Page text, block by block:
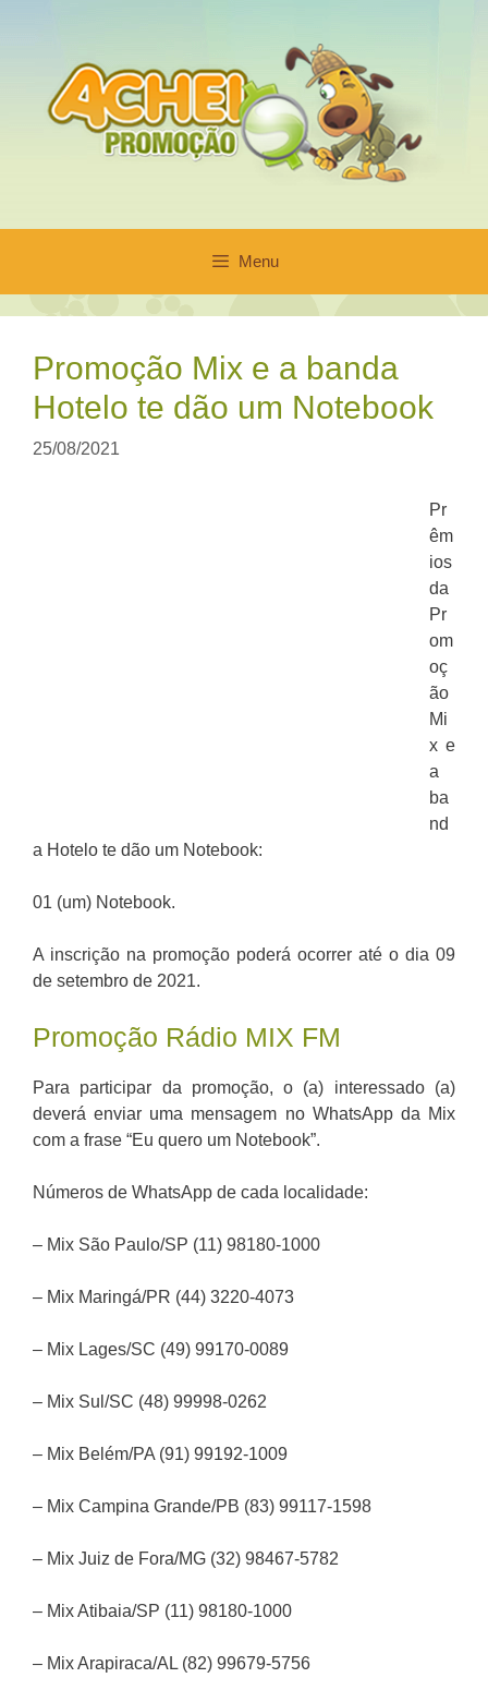
conteúdo
Menu
Promoção Mix e a banda
Hotelo te dão um Notebook
25/08/2021
Pr
êm
ios
da
Pr
om
oç
ão
Mi
x e
a
ba
nd
a Hotelo te dão um Notebook:
01 (um) Notebook.
A inscrição na promoção poderá ocorrer até o dia 09
de setembro de 2021.
Promoção Rádio MIX FM
Para participar da promoção, o (a) interessado (a)
deverá enviar uma mensagem no WhatsApp da Mix
com a frase “Eu quero um Notebook”.
Números de WhatsApp de cada localidade:
– Mix São Paulo/SP (11) 98180-1000
– Mix Maringá/PR (44) 3220-4073
– Mix Lages/SC (49) 99170-0089
– Mix Sul/SC (48) 99998-0262
– Mix Belém/PA (91) 99192-1009
– Mix Campina Grande/PB (83) 99117-1598
– Mix Juiz de Fora/MG (32) 98467-5782
– Mix Atibaia/SP (11) 98180-1000
– Mix Arapiraca/AL (82) 99679-5756